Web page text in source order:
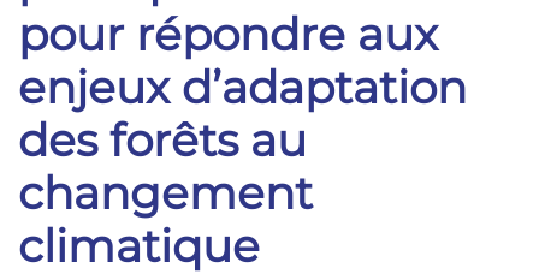
pour répondre aux
enjeux d’adaptation
des forêts au
changement
climatique